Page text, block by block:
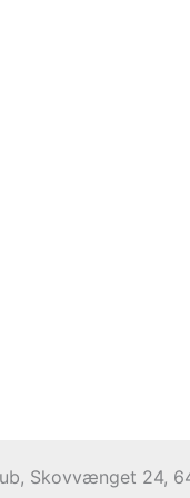
Skovvænget 24,